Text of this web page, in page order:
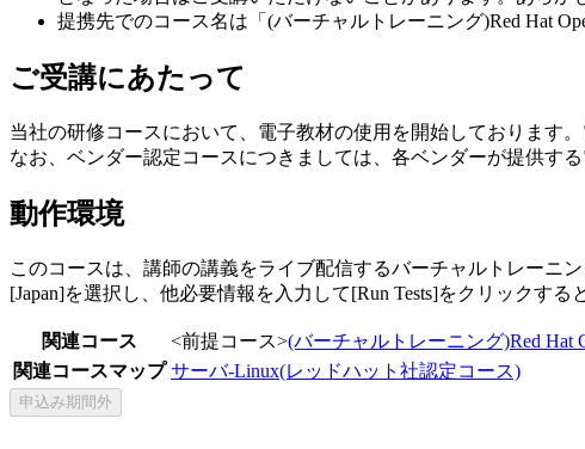
提携先でのコース名は「(バーチャルトレーニング)Red Hat
ご受講にあたって
当社の研修コースにおいて、電子教材の使用を開始しております
なお、ベンダー認定コースにつきましては、各ベンダーが提供す
動作環境
このコースは、講師の講義をライブ配信するバーチャルトレーニ
[Japan]を選択し、他必要情報を入力して[Run Tests]をクリックす
関連コース <前提コース>(バーチャルトレーニング)Red Hat
関連コースマップ サーバ-Linux(レッドハット社認定コース)
申込み期間外